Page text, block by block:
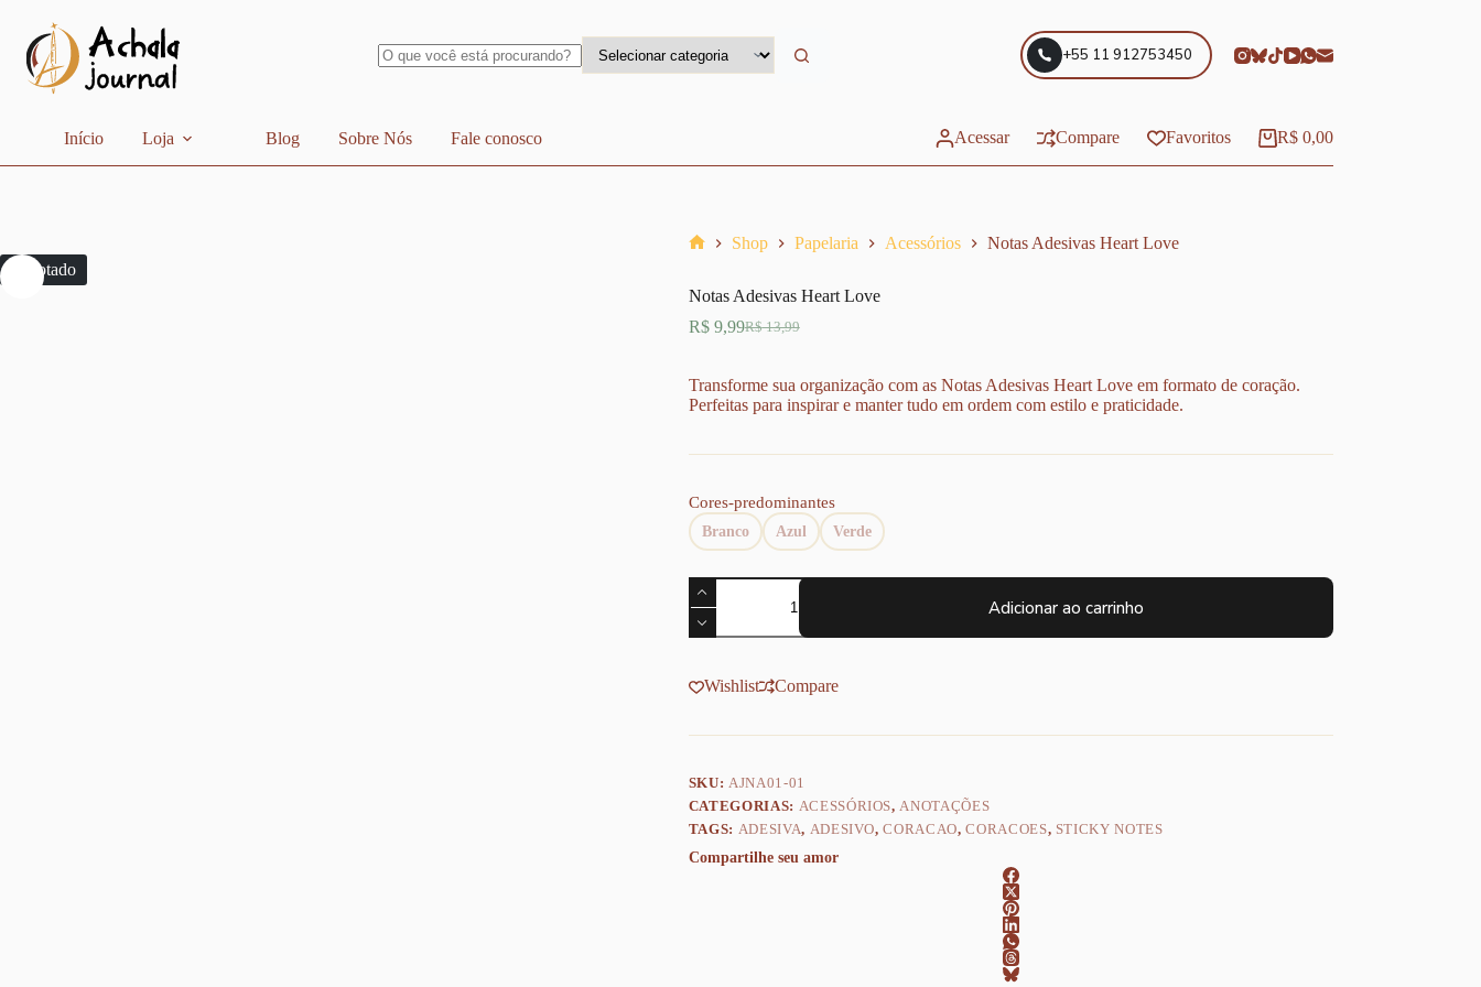
conteúdo
+55 11 912753450
Início Loja Blog Sobre Nós Fale conosco Acessar Compare Favoritos Carrinho
R$0,00
Esgotado
Shop Papelaria Acessórios Notas Adesivas Heart Love
Notas Adesivas Heart Love
R$13,99
O
era:
R$ 13,99.
R$9,99O
é:
R$ 9,99.
Transforme sua organização com as Notas Adesivas Heart Love em formato de coração.
Perfeitas para inspirar e manter tudo em ordem com estilo e praticidade.
Cores-predominantes
Branco Azul Verde
Notas
Adesivas
Heart
Love
Adicionar ao carrinho
Wishlist Compare
SKU:AJNA01-01
CATEGORIAS: ACESSÓRIOS,ANOTAÇÕES
TAGS: ADESIVA, ADESIVO,CORACAO,CORACOES, STICKY NOTES
Compartilhe seu amor